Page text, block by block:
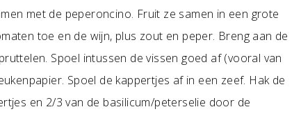
met de peperoncino. Fruit ze samen in een grote
toe en de wijn, plus zout en peper. Breng aan de
Spoel intussen de vissen goed af (vooral van
Spoel de kappertjes af in een zeef. Hak de
en 2/3 van de basilicum/peterselie door de